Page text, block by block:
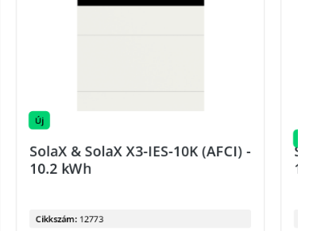
Új
SolaX & SolaX X3-IES-10K (AFCI) -
10.2 kWh
Cikkszám: 12773